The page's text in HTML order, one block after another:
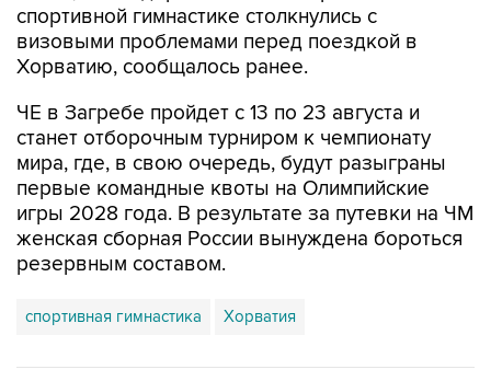
спортивной гимнастике столкнулись с
визовыми проблемами перед поездкой в
Хорватию, сообщалось ранее.
ЧЕ в Загребе пройдет с 13 по 23 августа и
станет отборочным турниром к чемпионату
мира, где, в свою очередь, будут разыграны
первые командные квоты на Олимпийские
игры 2028 года. В результате за путевки на ЧМ
женская сборная России вынуждена бороться
резервным составом.
спортивная гимнастика Хорватия